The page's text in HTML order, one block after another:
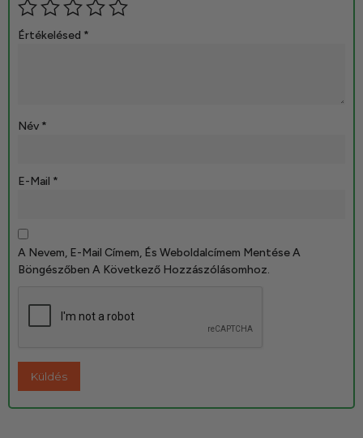
Értékelésed *
Név *
E-Mail *
A Nevem, E-Mail Címem, És Weboldalcímem Mentése A
Böngészőben A Következő Hozzászólásomhoz.